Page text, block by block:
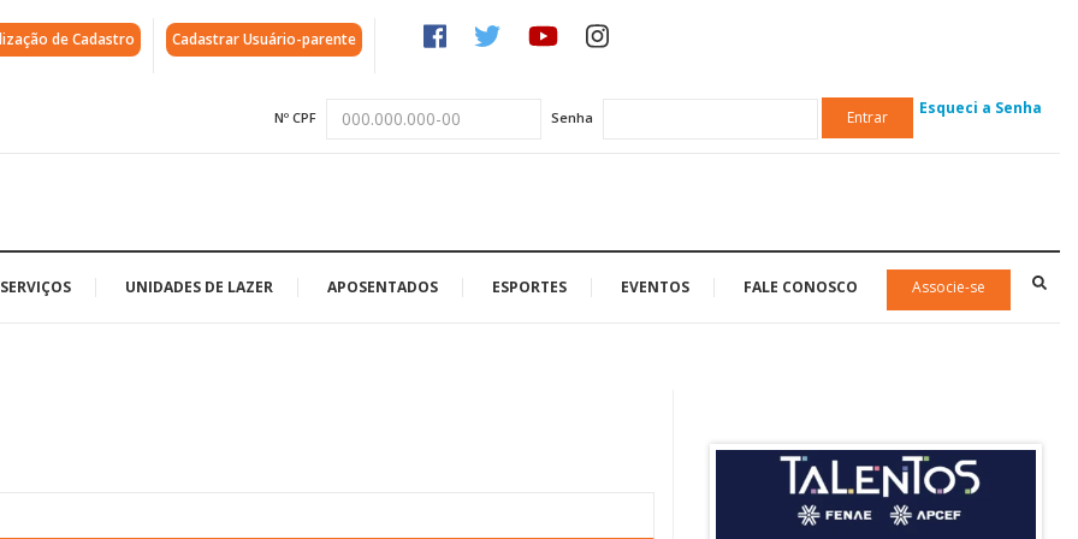
de Cadastro Cadastrar Usuário-parente
Nº CPF Senha Entrar Esqueci a Senha
SERVIÇOS UNIDADES DE LAZER APOSENTADOS ESPORTES EVENTOS FALE CONOSCO Associe-se